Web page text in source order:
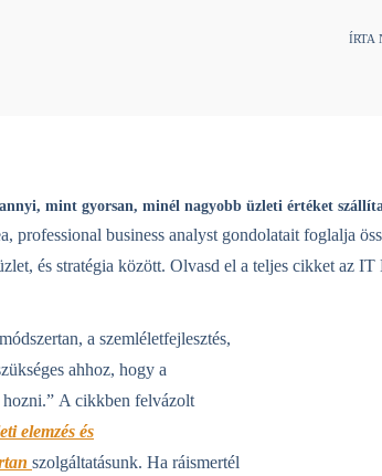
ÍRTA
mint gyorsan, minél nagyobb üzleti értéket
professional business analyst gondolatait foglalja
és stratégia között. Olvasd el a teljes cikket az IT
a szemléletfejlesztés,
ahhoz, hogy a
A cikkben felvázolt
elemzés és
szolgáltatásunk. Ha ráismertél